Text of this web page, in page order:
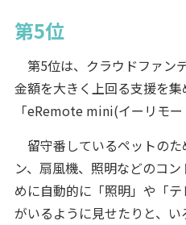
第5位
第5位は、クラウドファン
金額を大きく上回る支援を
「eRemote mini(イーリモー
留守番しているペットの
ン、扇風機、照明などのコ
めに自動的に「照明」や「
がいるように見せたりと、